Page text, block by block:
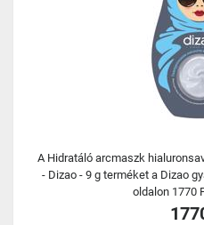
A Hidratáló arcmaszk
- Dizao - 9 g terméket a Dizao
oldalon 1770